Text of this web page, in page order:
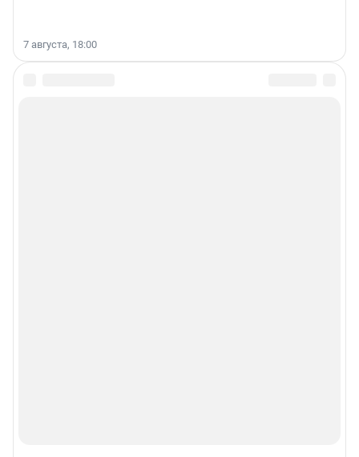
7 августа, 18:00